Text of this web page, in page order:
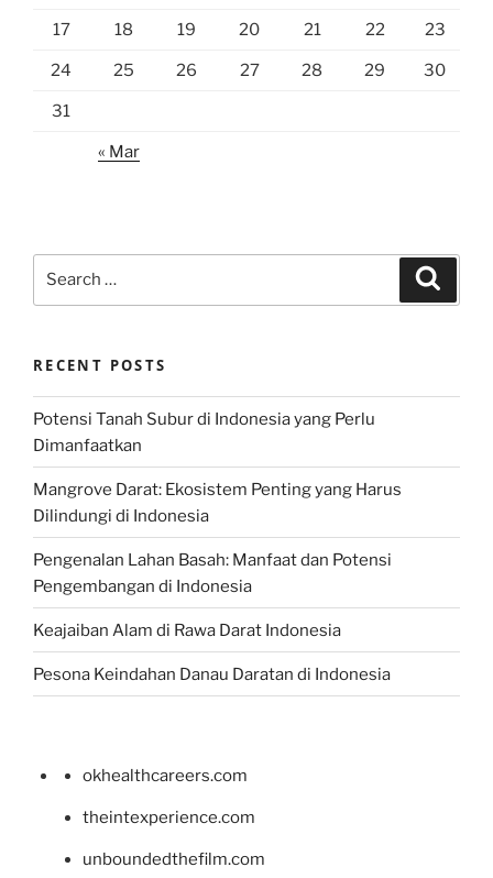
17 18 19 20 21 22 23
24 25 26 27 28 29 30
31
« Mar
RECENT POSTS
Potensi Tanah Subur di Indonesia yang Perlu
Dimanfaatkan
Mangrove Darat: Ekosistem Penting yang Harus
Dilindungi di Indonesia
Pengenalan Lahan Basah: Manfaat dan Potensi
Pengembangan di Indonesia
Keajaiban Alam di Rawa Darat Indonesia
Pesona Keindahan Danau Daratan di Indonesia
okhealthcareers.com
theintexperience.com
unboundedthefilm.com